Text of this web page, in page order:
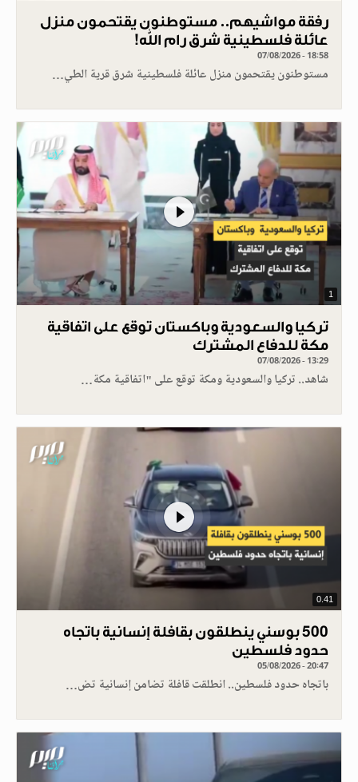
رفقة مواشيهم.. مستوطنون يقتحمون منزل
عائلة فلسطينية شرق رام الله!
07/08/2026 - 18:58
مستوطنون يقتحمون منزل عائلة فلسطينية شرق قرية الطي…
1
تركيا والسعودية وباكستان توقع على اتفاقية
مكة للدفاع المشترك
07/08/2026 - 13:29
شاهد.. تركيا والسعودية ومكة توقع على "اتفاقية مكة…
0.41
500 بوسني ينطلقون بقافلة إنسانية باتجاه
حدود فلسطين
05/08/2026 - 20:47
باتجاه حدود فلسطين.. انطلقت قافلة تضامن إنسانية تض…